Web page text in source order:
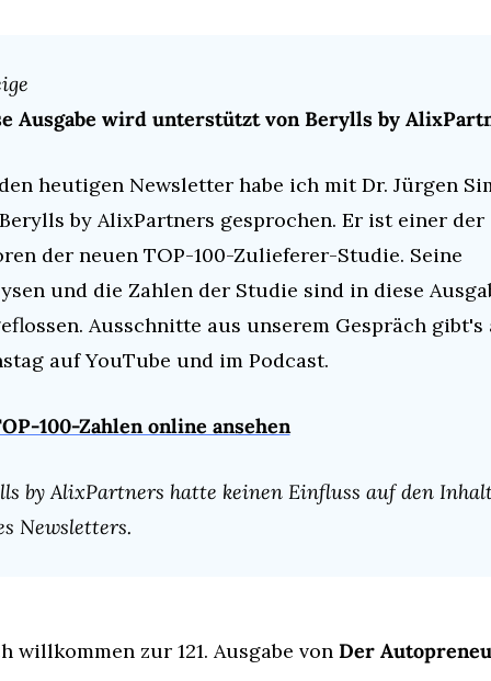
Ausgabe wird unterstützt von Berylls by
heutigen Newsletter habe ich mit Dr. Jürgen
by AlixPartners gesprochen. Er ist einer der
der neuen TOP-100-Zulieferer-Studie. Seine
und die Zahlen der Studie sind in diese
Ausschnitte aus unserem Gespräch gibt's
auf YouTube und im Podcast.
100-Zahlen online ansehen
by AlixPartners hatte keinen Einfluss auf den
Newsletters.
willkommen zur 121. Ausgabe von Der